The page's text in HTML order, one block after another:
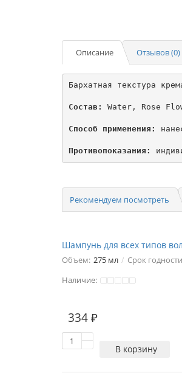
Описание Отзывов (0)
Бархатная текстура
Состав: Water, Rose
Способ применения:
Противопоказания:
Рекомендуем посмотреть
Шампунь для всех типов
Объем: 275 мл Срок
Наличие:
334 ₽
В корзину